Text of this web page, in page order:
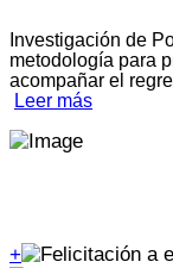
Investigación de
metodología para
acompañar el
Leer más
+